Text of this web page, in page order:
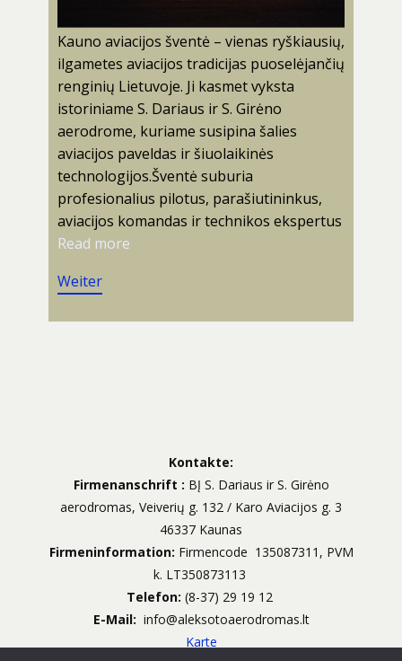
Kauno aviacijos šventė – vienas ryškiausių,
ilgametes aviacijos tradicijas puoselėjančių
renginių Lietuvoje. Ji kasmet vyksta
istoriniame S. Dariaus ir S. Girėno
aerodrome, kuriame susipina šalies
aviacijos paveldas ir šiuolaikinės
technologijos.Šventė suburia
profesionalius pilotus, parašiutininkus,
aviacijos komandas ir technikos ekspertus
Read more
Weiter
Kontakte:
Firmenanschrift : BĮ S. Dariaus ir S. Girėno
aerodromas, Veiverių g. 132 / Karo Aviacijos g. 3
46337 Kaunas
Firmeninformation: Firmencode 135087311, PVM
k. LT350873113
Telefon: (8-37) 29 19 12
E-Mail: info@aleksotoaerodromas.lt
Karte